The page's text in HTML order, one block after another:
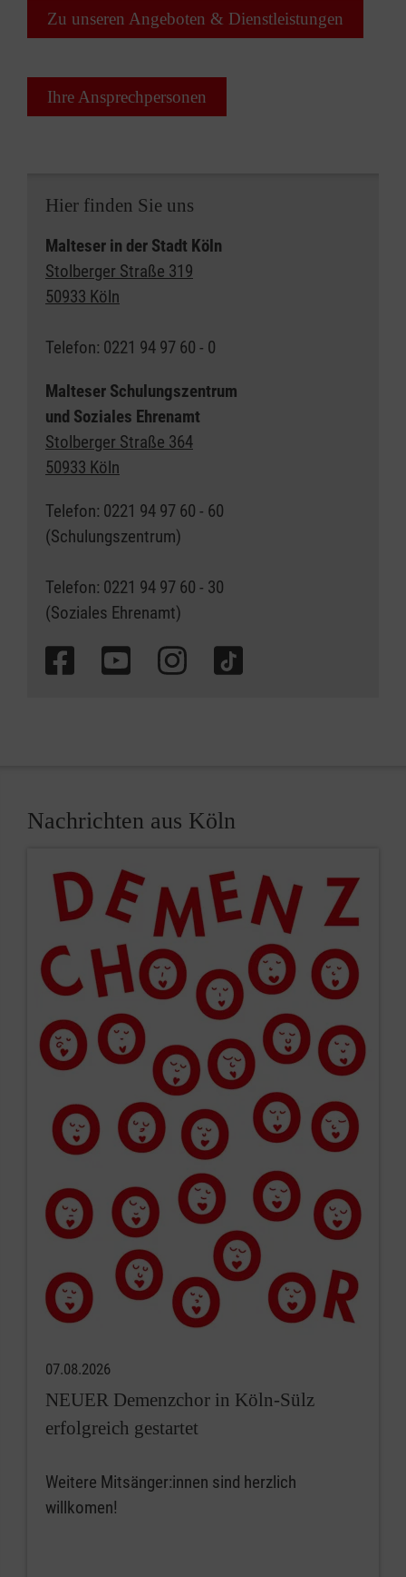
Zu unseren Angeboten & Dienstleistungen
Ihre Ansprechpersonen
Hier finden Sie uns
Malteser in der Stadt Köln
Stolberger Straße 319
50933 Köln
Telefon: 0221 94 97 60 - 0
Malteser Schulungszentrum
und Soziales Ehrenamt
Stolberger Straße 364
50933 Köln
Telefon: 0221 94 97 60 - 60
(Schulungszentrum)
Telefon: 0221 94 97 60 - 30
(Soziales Ehrenamt)
Nachrichten aus Köln
07.08.2026
NEUER Demenzchor in Köln-Sülz
erfolgreich gestartet
Weitere Mitsänger:innen sind herzlich
willkomen!